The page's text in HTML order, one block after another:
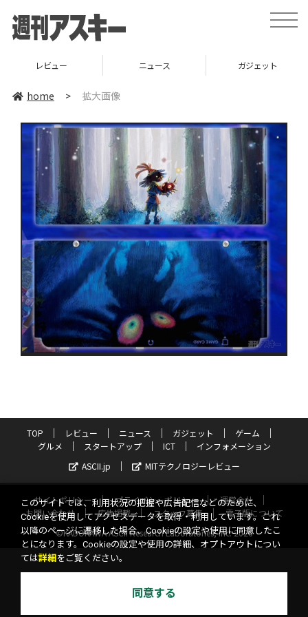
toggle
レビュー ニュース ガジェット
home > 拡大画像
TOP レビュー ニュース ガジェット
ゲーム
グルメ
スタートアップ ICT
インフォメーション
ASCII.jp
MITテクノロジーレビュー
サイトポリシー プライバシーポリシー
運営会社
お問い合わせ
広告掲載 スタッフ募集
電子版について
©KADOKAWA ASCII Research Laboratories, Inc. 2026
このサイトでは、利用状況の把握や広告配信などのために、
Cookieを使用してアクセスデータを取得・利用しています。これ
以降のページに遷移した場合、Cookieの設定や使用に同意したこ
とになります。Cookieの設定や使用の詳細、オプトアウトについ
ては詳細 をご覧ください。
同意する